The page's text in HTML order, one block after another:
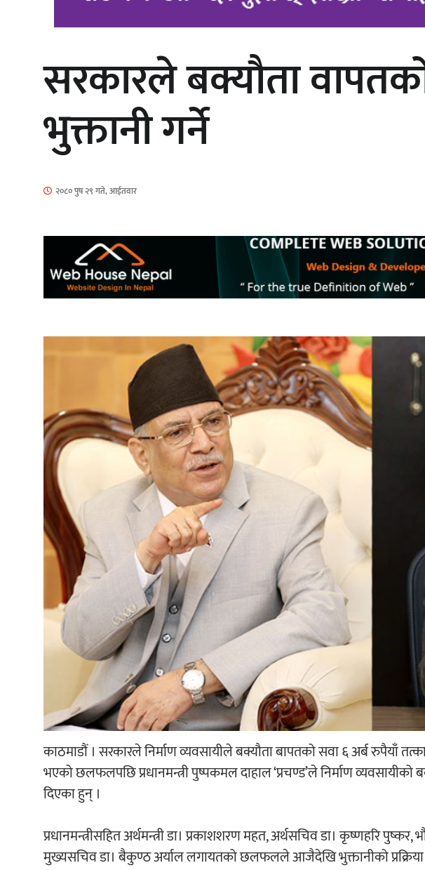
‘दुर्गा’ निर्माण गर्दै सम्राट
गीति एल्बम ‘जागृति’ लोकार्पण
सरकारले बक्यौता
भुक्तानी गर्ने
२०८० पुष २९ गते, आईतवार
काठमाडौं । सरकारले निर्माण व्यवसायीले बक्यौता बापतको सवा ६ अर्ब रुपैयाँ
भएको छलफलपछि प्रधानमन्त्री पुष्पकमल दाहाल ‘प्रचण्ड’ले निर्माण व्यवसायीको
दिएका हुन् ।
प्रधानमन्त्रीसहित अर्थमन्त्री डा। प्रकाशशरण महत, अर्थसचिव डा। कृष्णहरि पुष्कर,
मुख्यसचिव डा। बैकुण्ठ अर्याल लगायतको छलफलले आजैदेखि भुक्तानीको प्रक्रिया